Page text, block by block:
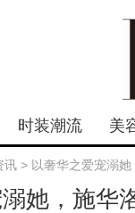
时装潮流 美
讯 > 以奢华之爱宠溺
她，施华